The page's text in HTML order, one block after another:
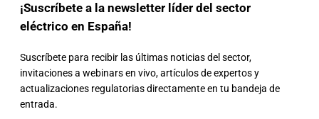
¡Suscríbete a la newsletter líder del sector
eléctrico en España!
Suscríbete para recibir las últimas noticias del sector,
invitaciones a webinars en vivo, artículos de expertos y
actualizaciones regulatorias directamente en tu bandeja de
entrada.